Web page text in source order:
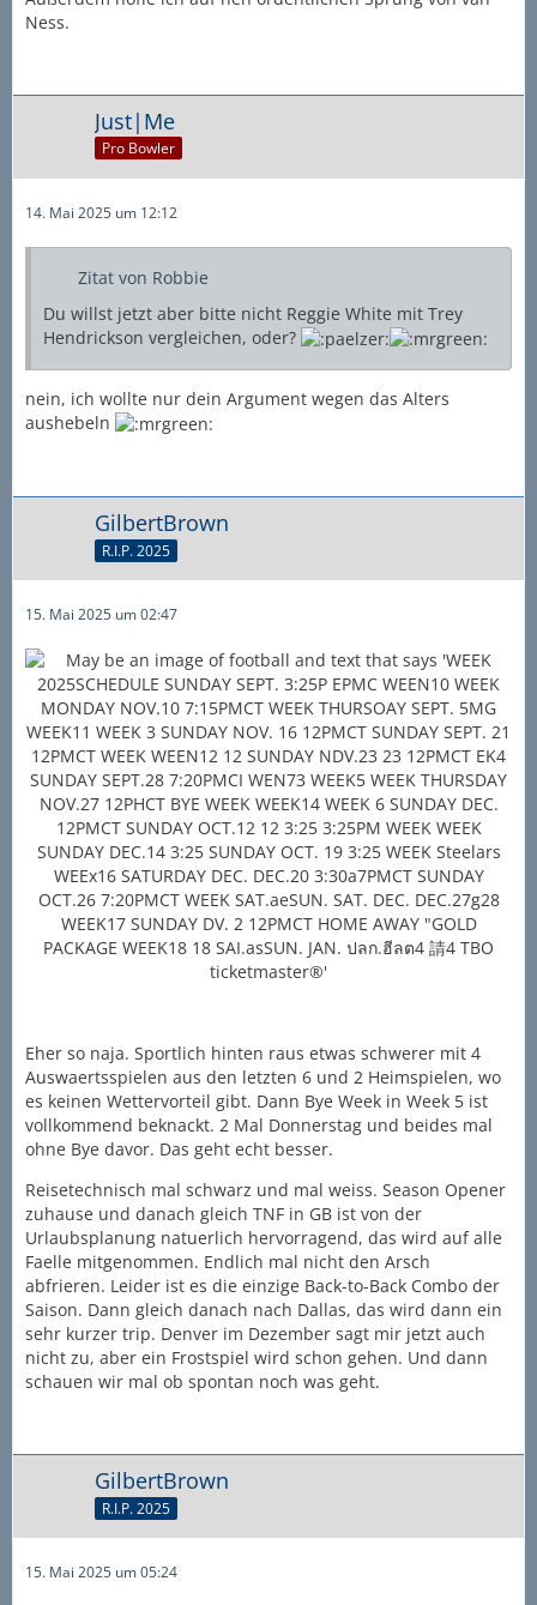
Ness.
Just|Me
Pro Bowler
14. Mai 2025 um 12:12
Zitat von Robbie
Du willst jetzt aber bitte nicht Reggie White mit Trey
Hendrickson vergleichen, oder?
nein, ich wollte nur dein Argument wegen das Alters
aushebeln
GilbertBrown
R.I.P. 2025
15. Mai 2025 um 02:47
Eher so naja. Sportlich hinten raus etwas schwerer mit 4
Auswaertsspielen aus den letzten 6 und 2 Heimspielen, wo
es keinen Wettervorteil gibt. Dann Bye Week in Week 5 ist
vollkommend beknackt. 2 Mal Donnerstag und beides mal
ohne Bye davor. Das geht echt besser.
Reisetechnisch mal schwarz und mal weiss. Season Opener
zuhause und danach gleich TNF in GB ist von der
Urlaubsplanung natuerlich hervorragend, das wird auf alle
Faelle mitgenommen. Endlich mal nicht den Arsch
abfrieren. Leider ist es die einzige Back-to-Back Combo der
Saison. Dann gleich danach nach Dallas, das wird dann ein
sehr kurzer trip. Denver im Dezember sagt mir jetzt auch
nicht zu, aber ein Frostspiel wird schon gehen. Und dann
schauen wir mal ob spontan noch was geht.
GilbertBrown
R.I.P. 2025
15. Mai 2025 um 05:24